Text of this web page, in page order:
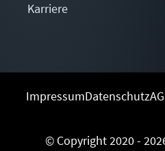
Karriere
ImpressumDatenschutz
© Copyright 2020 -